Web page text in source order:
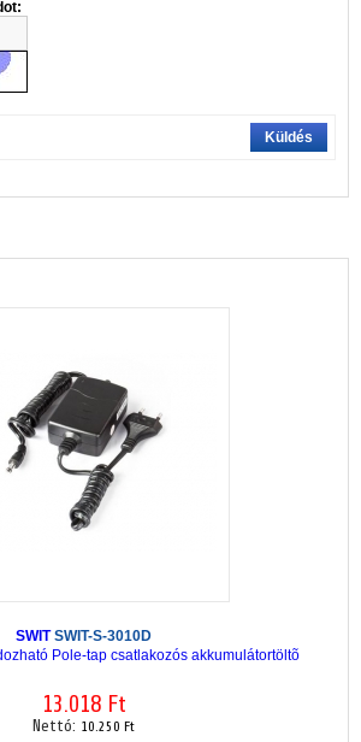
Küldés
SWITSWIT-S-3010D
Pole-tap csatlakozós akkumulátortöltõ
13.018 Ft
Nettó: 10.250 Ft